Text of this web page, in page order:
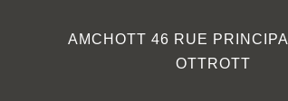
AMCHOTT 46 RUE
OTTROTT